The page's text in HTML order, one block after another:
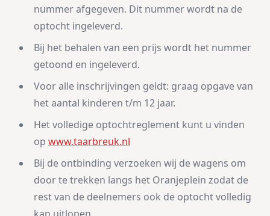
nummer afgegeven. Dit nummer wordt na de
optocht ingeleverd.
Bij het behalen van een prijs wordt het nummer
getoond en ingeleverd.
Voor alle inschrijvingen geldt: graag opgave van
het aantal kinderen t/m 12 jaar.
Het volledige optochtreglement kunt u vinden
op www.taarbreuk.nl
Bij de ontbinding verzoeken wij de wagens om
door te trekken langs het Oranjeplein zodat de
rest van de deelnemers ook de optocht volledig